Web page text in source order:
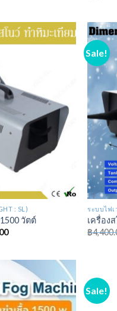
: SL)
วัตต์
Sale!
ระบบไฟเ
เครื่อง
฿
Sale!